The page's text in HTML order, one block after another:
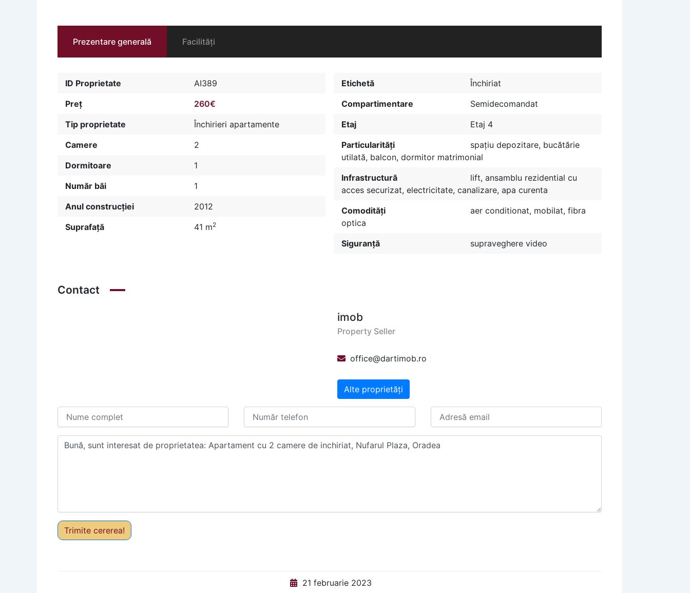
Prezentare generală Facilități
ID Proprietate
AI389
Preț
260€
Tip proprietate
Închirieri apartamente
Camere
2
Dormitoare
1
Număr băi
1
Anul construcției
2012
Suprafață
41 m2
Etichetă
Închiriat
Compartimentare
Semidecomandat
Etaj
Etaj 4
Particularități
spațiu depozitare, bucătărie
utilată, balcon, dormitor matrimonial
Infrastructură
lift, ansamblu rezidential cu
acces securizat, electricitate, canalizare, apa curenta
Comodități
aer conditionat, mobilat, fibra
optica
Siguranță
supraveghere video
Contact
imob
Property Seller
office@dartimob.ro
Alte proprietăți
Trimite cererea!
21 februarie 2023